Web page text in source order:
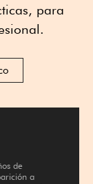
para
de
a